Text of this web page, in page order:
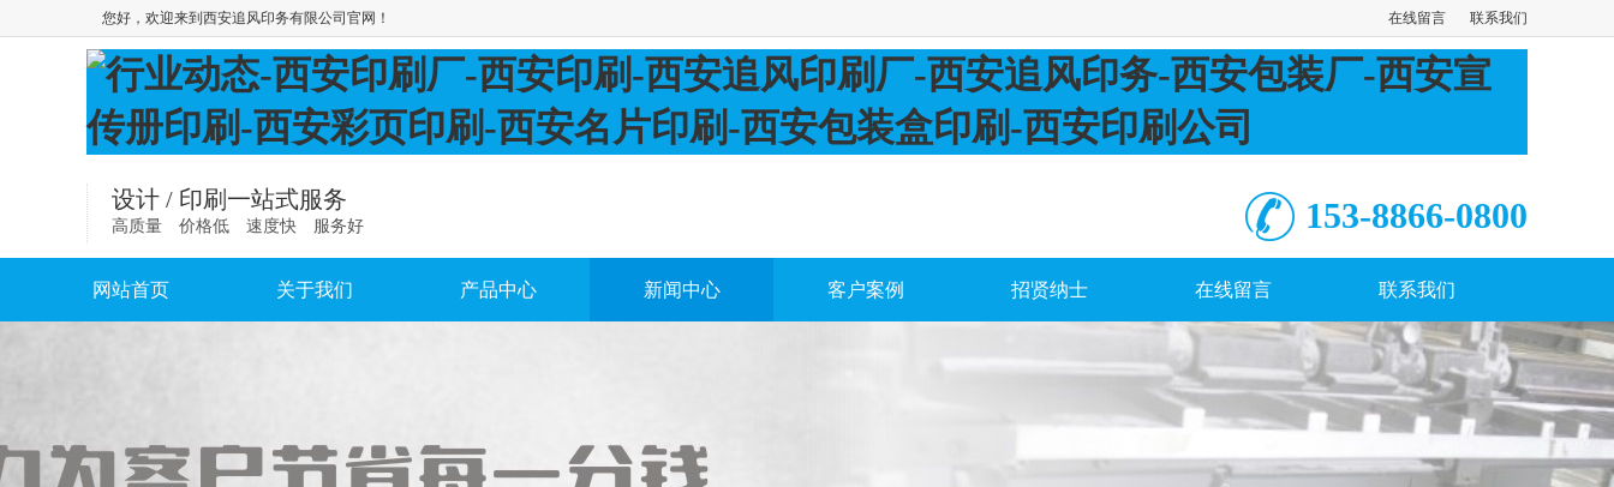
您好，欢迎来到西安追风印务有限公司官网！ 在线留言 联系我们
设计 / 印刷一站式服务
高质量 价格低 速度快 服务好 153-8866-0800
网站首页 关于我们 产品中心 新闻中心 客户案例 招贤纳士 在线留言 联系我们